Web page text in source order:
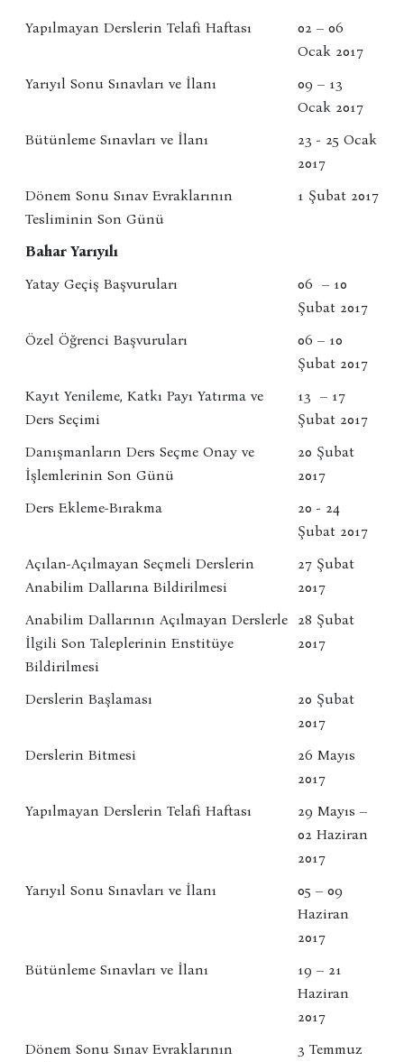
Yapılmayan Derslerin Telafi Haftası
02 – 06
Ocak 2017
Yarıyıl Sonu Sınavları ve İlanı
09 – 13
Ocak 2017
Bütünleme Sınavları ve İlanı
23 - 25 Ocak
2017
Dönem Sonu Sınav Evraklarının
Tesliminin Son Günü
1 Şubat 2017
Bahar Yarıyılı
Yatay Geçiş Başvuruları
06 – 10
Şubat 2017
Özel Öğrenci Başvuruları
06 – 10
Şubat 2017
Kayıt Yenileme, Katkı Payı Yatırma ve
Ders Seçimi
13 – 17
Şubat 2017
Danışmanların Ders Seçme Onay ve
İşlemlerinin Son Günü
20 Şubat
2017
Ders Ekleme-Bırakma
20 - 24
Şubat 2017
Açılan-Açılmayan Seçmeli Derslerin
Anabilim Dallarına Bildirilmesi
27 Şubat
2017
Anabilim Dallarının Açılmayan Derslerle
İlgili Son Taleplerinin Enstitüye
Bildirilmesi
28 Şubat
2017
Derslerin Başlaması
20 Şubat
2017
Derslerin Bitmesi
26 Mayıs
2017
Yapılmayan Derslerin Telafi Haftası
29 Mayıs –
02 Haziran
2017
Yarıyıl Sonu Sınavları ve İlanı
05 – 09
Haziran
2017
Bütünleme Sınavları ve İlanı
19 – 21
Haziran
2017
Dönem Sonu Sınav Evraklarının
3 Temmuz